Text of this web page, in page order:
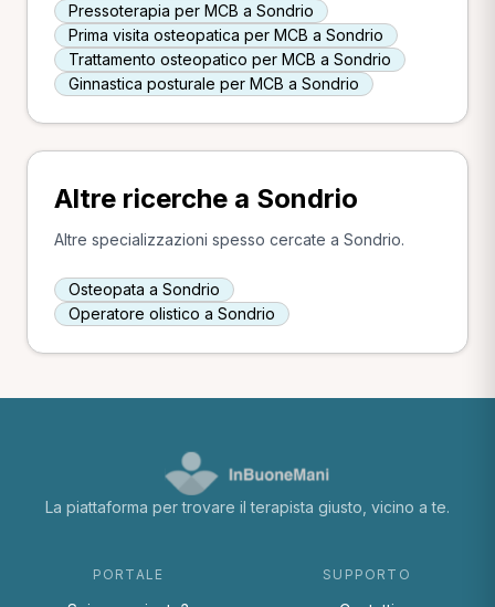
Pressoterapia per MCB a Sondrio
Prima visita osteopatica per MCB a Sondrio
Trattamento osteopatico per MCB a Sondrio
Ginnastica posturale per MCB a Sondrio
Altre ricerche a Sondrio
Altre specializzazioni spesso cercate a Sondrio.
Osteopata a Sondrio
Operatore olistico a Sondrio
La piattaforma per trovare il terapista giusto, vicino a te.
PORTALE SUPPORTO